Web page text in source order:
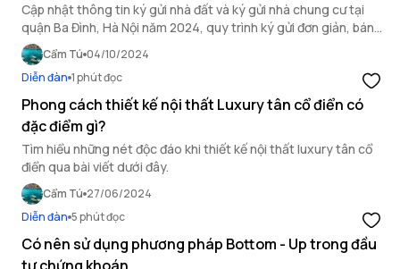
Cập nhật thông tin ký gửi nhà đất và ký gửi nhà chung cư tại
quận Ba Đình, Hà Nội năm 2024, quy trình ký gửi đơn giản, bán
nhanh với giá thị trường.
Cẩm Tú 04/10/2024
Diễn đàn 1 phút đọc
Phong cách thiết kế nội thất Luxury tân cổ điển có
đặc điểm gì?
Tìm hiểu những nét độc đáo khi thiết kế nội thất luxury tân cổ
điển qua bài viết dưới đây.
Cẩm Tú 27/06/2024
Diễn đàn 5 phút đọc
Có nên sử dụng phương pháp Bottom - Up trong đầu